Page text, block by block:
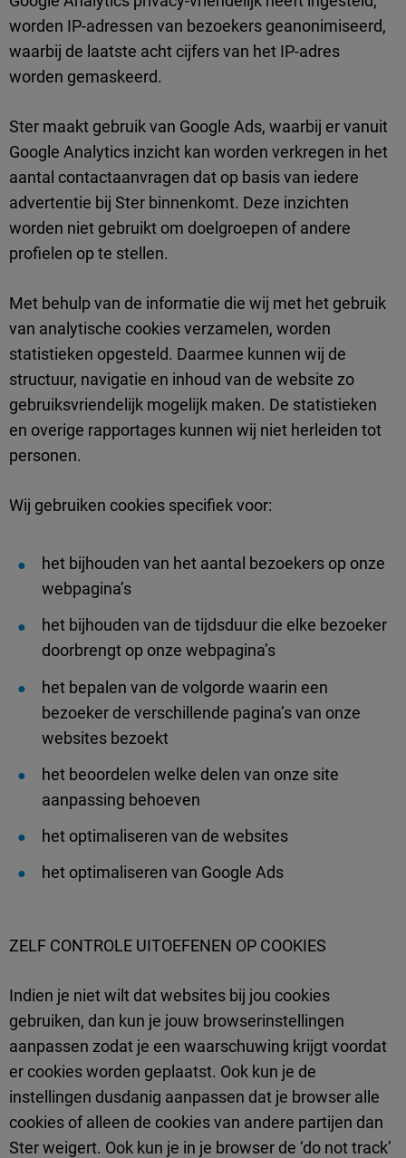
worden IP-adressen van bezoekers geanonimiseerd,
waarbij de laatste acht cijfers van het IP-adres
worden gemaskeerd.
Ster maakt gebruik van Google Ads, waarbij er vanuit
Google Analytics inzicht kan worden verkregen in het
aantal contactaanvragen dat op basis van iedere
advertentie bij Ster binnenkomt. Deze inzichten
worden niet gebruikt om doelgroepen of andere
profielen op te stellen.
Met behulp van de informatie die wij met het gebruik
van analytische cookies verzamelen, worden
statistieken opgesteld. Daarmee kunnen wij de
structuur, navigatie en inhoud van de website zo
gebruiksvriendelijk mogelijk maken. De statistieken
en overige rapportages kunnen wij niet herleiden tot
personen.
Wij gebruiken cookies specifiek voor:
het bijhouden van het aantal bezoekers op onze
webpagina’s
het bijhouden van de tijdsduur die elke bezoeker
doorbrengt op onze webpagina’s
het bepalen van de volgorde waarin een
bezoeker de verschillende pagina’s van onze
websites bezoekt
het beoordelen welke delen van onze site
aanpassing behoeven
het optimaliseren van de websites
het optimaliseren van Google Ads
ZELF CONTROLE UITOEFENEN OP COOKIES
Indien je niet wilt dat websites bij jou cookies
gebruiken, dan kun je jouw browserinstellingen
aanpassen zodat je een waarschuwing krijgt voordat
er cookies worden geplaatst. Ook kun je de
instellingen dusdanig aanpassen dat je browser alle
cookies of alleen de cookies van andere partijen dan
Ster weigert. Ook kun je in je browser de ‘do not track’